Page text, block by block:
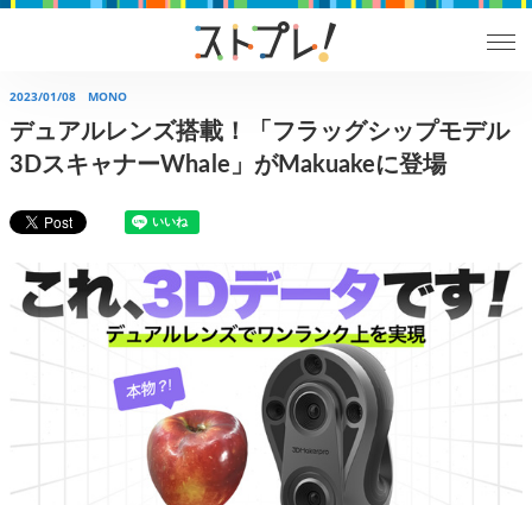
2023/01/08 MONO
デュアルレンズ搭載！「フラッグシップモデル
3DスキャナーWhale」がMakuakeに登場